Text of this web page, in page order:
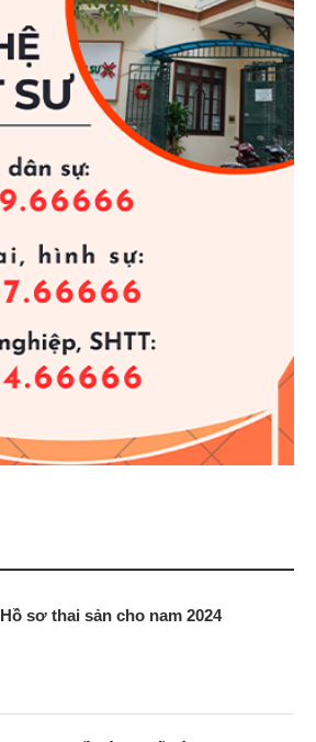
Hồ sơ thai sản cho nam 2024